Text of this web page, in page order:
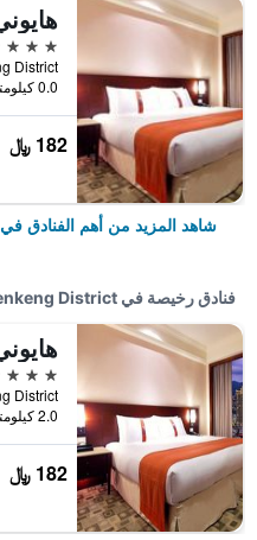
4 نجوم
0.0 كيلومتر عن وسط المدينة
182 ﷼
شاهد المزيد من أهم الفنادق في Shenkeng District
فنادق رخيصة في Shenkeng District
4 نجوم
2.0 كيلومتر عن وسط المدينة
182 ﷼